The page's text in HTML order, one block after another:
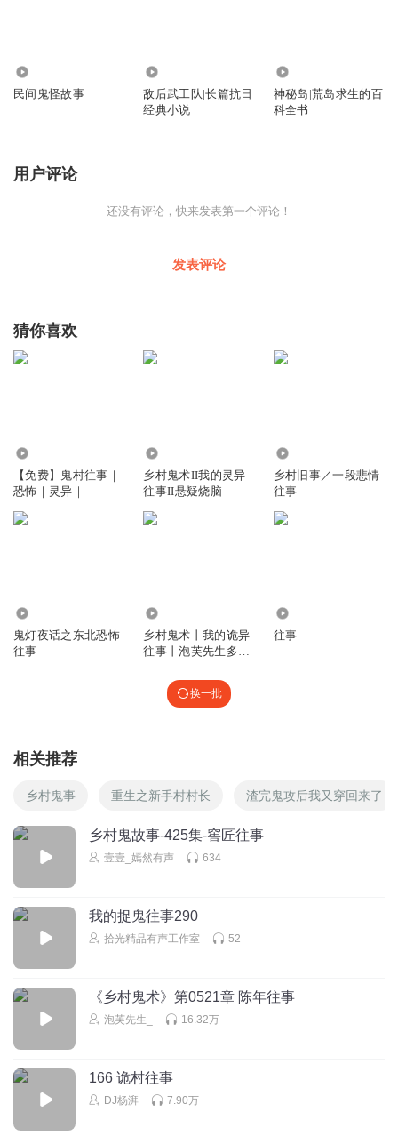
民间鬼怪故事
敌后武工队|长篇抗日
经典小说
神秘岛|荒岛求生的百
科全书
用户评论
还没有评论，快来发表第一个评论！
发表评论
猜你喜欢
【免费】鬼村往事｜
恐怖｜灵异｜
乡村鬼术II我的灵异
往事II悬疑烧脑
乡村旧事／一段悲情
往事
鬼灯夜话之东北恐怖
往事
乡村鬼术丨我的诡异
往事丨泡芙先生多人
往事
换一批
相关推荐
乡村鬼事 重生之新手村村长 渣完鬼攻后我又穿回来了
乡村鬼故事-425集-窖匠往事
壹壹_嫣然有声 634
我的捉鬼往事290
拾光精品有声工作室 52
《乡村鬼术》第0521章 陈年往事
泡芙先生_ 16.32万
166 诡村往事
DJ杨湃 7.90万